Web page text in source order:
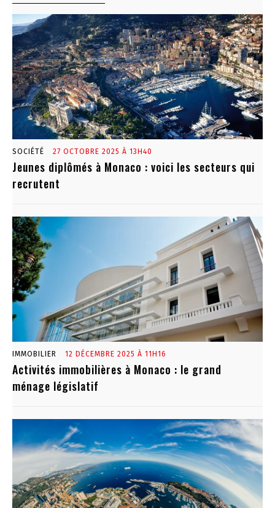
SOCIÉTÉ 27 OCTOBRE 2025 À 13H40
Jeunes diplômés à Monaco : voici les secteurs qui
recrutent
IMMOBILIER 12 DÉCEMBRE 2025 À 11H16
Activités immobilières à Monaco : le grand
ménage législatif